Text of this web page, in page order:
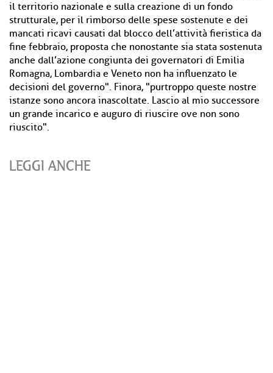
il territorio nazionale e sulla creazione di un fondo
strutturale, per il rimborso delle spese sostenute e dei
mancati ricavi causati dal blocco dell’attività fieristica da
fine febbraio, proposta che nonostante sia stata sostenuta
anche dall’azione congiunta dei governatori di Emilia
Romagna, Lombardia e Veneto non ha influenzato le
decisioni del governo". Finora, "purtroppo queste nostre
istanze sono ancora inascoltate. Lascio al mio successore
un grande incarico e auguro di riuscire ove non sono
riuscito".
LEGGI ANCHE